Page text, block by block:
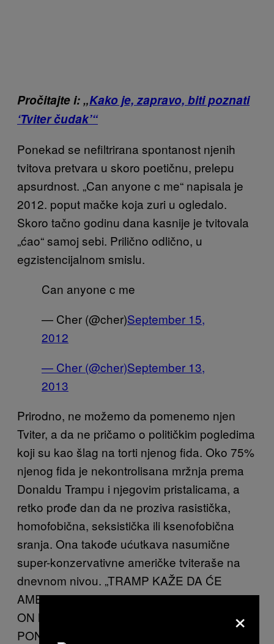
Pročitajte i: „Kako je, zapravo, biti poznati
‘Tviter čudak’“
Ponekad se nefiltrirana spontanost njenih
tvitova pretvara u skoro poetičnu, prelepu
apsurdnost. „Can anyone c me“ napisala je
2012. poput mačke koja zuri u ogledalo.
Skoro tačno godinu dana kasnije je tvitovala
„ćao“ samoj sebi. Prilično odlično, u
egzistencijalnom smislu.
Can anyone c me
— Cher (@cher)September 15,
2012
— Cher (@cher)September 13,
2013
Prirodno, ne možemo da pomenemo njen
Tviter, a da ne pričamo o političkim pogledima
koji su kao šlag na torti njenog fida. Oko 75%
njenog fida je nekontrolisana mržnja prema
Donaldu Trampu i njegovim pristalicama, a
retko prođe dan da ne proziva rasistička,
homofobična, seksistička ili ksenofobična
sranja. Ona takođe ućutkava nasumične
super-konzervativne američke tviteraše na
dnevnom nivou. „TRAMP KAŽE DA ĆE
AMERIKU NAPRAVITI PONOVO VELIKOM
ON MISLI,
PONOVO VELIKOM’ NE CRNU NE BRAON×